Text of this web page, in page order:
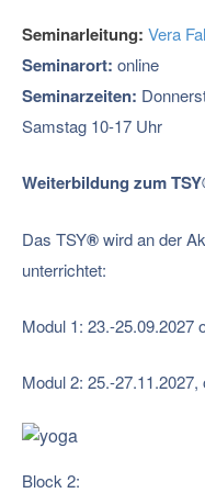
Seminarleitung: Vera
Seminarort: online
Seminarzeiten:
Samstag 10-17 Uhr
Weiterbildung zum TSY
Das TSY®wird an der
unterrichtet:
Modul 1: 23.-25.09.2027
Modul 2: 25.-27.11.2027,
Block 2: